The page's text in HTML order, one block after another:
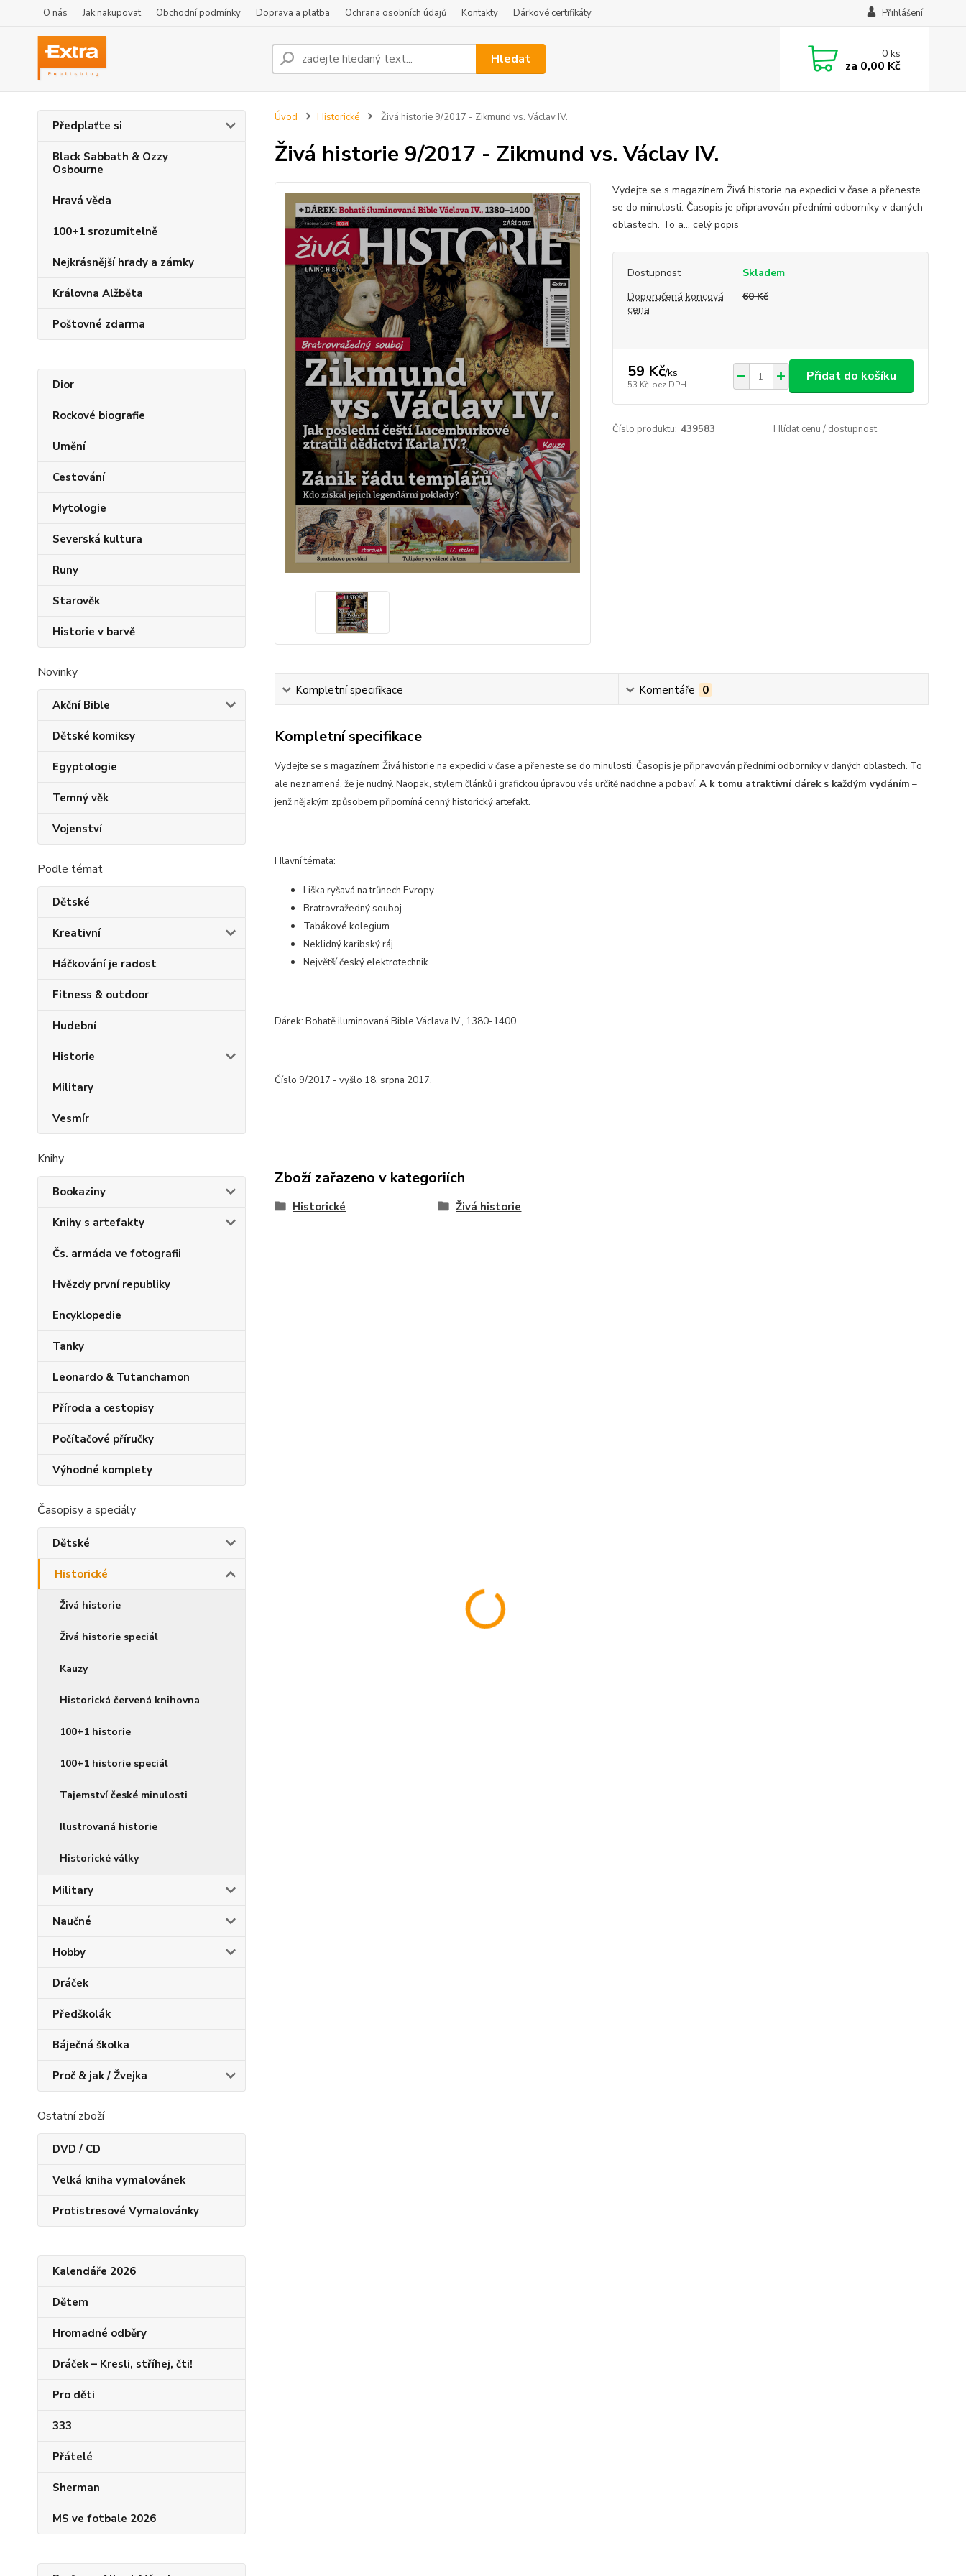
O nás Jak nakupovat Obchodní podmínky Doprava a platba Ochrana osobních údajů Kontakty Dárkové certifikáty Přihlášení
Hledat 0ks
za 0,00 Kč
Předplaťte si
Black Sabbath & Ozzy
Osbourne
Hravá věda
100+1 srozumitelně
Nejkrásnější hrady a zámky
Královna Alžběta
Poštovné zdarma
Dior
Rockové biografie
Umění
Cestování
Mytologie
Severská kultura
Runy
Starověk
Historie v barvě
Novinky
Akční Bible
Dětské komiksy
Egyptologie
Temný věk
Vojenství
Podle témat
Dětské
Kreativní
Háčkování je radost
Fitness & outdoor
Hudební
Historie
Military
Vesmír
Knihy
Bookaziny
Knihy s artefakty
Čs. armáda ve fotografii
Hvězdy první republiky
Encyklopedie
Tanky
Leonardo & Tutanchamon
Příroda a cestopisy
Počítačové příručky
Výhodné komplety
Časopisy a speciály
Dětské
Historické
Živá historie
Živá historie speciál
Kauzy
Historická červená knihovna
100+1 historie
100+1 historie speciál
Tajemství české minulosti
Ilustrovaná historie
Historické války
Military
Naučné
Hobby
Dráček
Předškolák
Báječná školka
Proč & jak / Žvejka
Ostatní zboží
DVD / CD
Velká kniha vymalovánek
Protistresové Vymalovánky
Kalendáře 2026
Dětem
Hromadné odběry
Dráček – Kresli, stříhej, čti!
Pro děti
333
Přátelé
Sherman
MS ve fotbale 2026
Úvod Historické Živá historie 9/2017 - Zikmund vs. Václav IV.
Živá historie 9/2017 - Zikmund vs. Václav IV.
Vydejte se s magazínem Živá historie na expedici v čase a přeneste
se do minulosti. Časopis je připravován předními odborníky v daných
oblastech. To a... celý popis
Dostupnost
Skladem
Doporučená koncová
cena
60 Kč
59 Kč/ks
53 Kč bez DPH
Přidat do košíku
Číslo produktu: 439583 Hlídat cenu / dostupnost
Kompletní specifikace Komentáře 0
Kompletní specifikace
Vydejte se s magazínem Živá historie na expedici v čase a přeneste se do minulosti. Časopis je připravován předními odborníky v daných oblastech. To
ale neznamená, že je nudný. Naopak, stylem článků i grafickou úpravou vás určitě nadchne a pobaví. A k tomu atraktivní dárek s každým vydáním –
jenž nějakým způsobem připomíná cenný historický artefakt.
Hlavní témata:
Liška ryšavá na trůnech Evropy
Bratrovražedný souboj
Tabákové kolegium
Neklidný karibský ráj
Největší český elektrotechnik
Dárek: Bohatě iluminovaná Bible Václava IV., 1380-1400
Číslo 9/2017 - vyšlo 18. srpna 2017.
Zboží zařazeno v kategoriích
Historické Živá historie